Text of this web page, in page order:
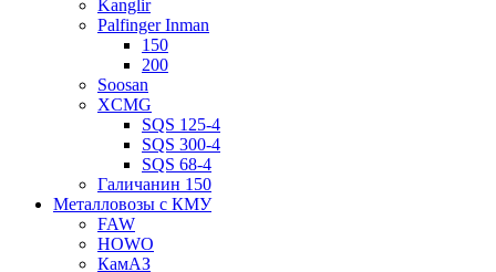
Kanglir
Palfinger Inman
150
200
Soosan
XCMG
SQS 125-4
SQS 300-4
SQS 68-4
Галичанин 150
Металловозы с КМУ
FAW
HOWO
КамАЗ